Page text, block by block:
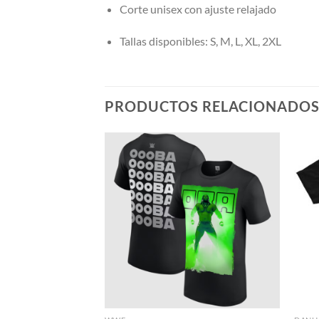
Corte unisex con ajuste relajado
Tallas disponibles: S, M, L, XL, 2XL
PRODUCTOS RELACIONADOS